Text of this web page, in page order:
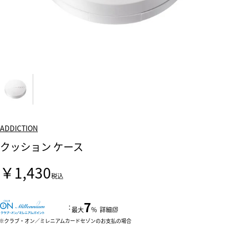
ADDICTION
クッション ケース
￥1,430税込
：最大7％ 詳細
クラブ・オン／ミレニアムカードセゾンのお支払の場合